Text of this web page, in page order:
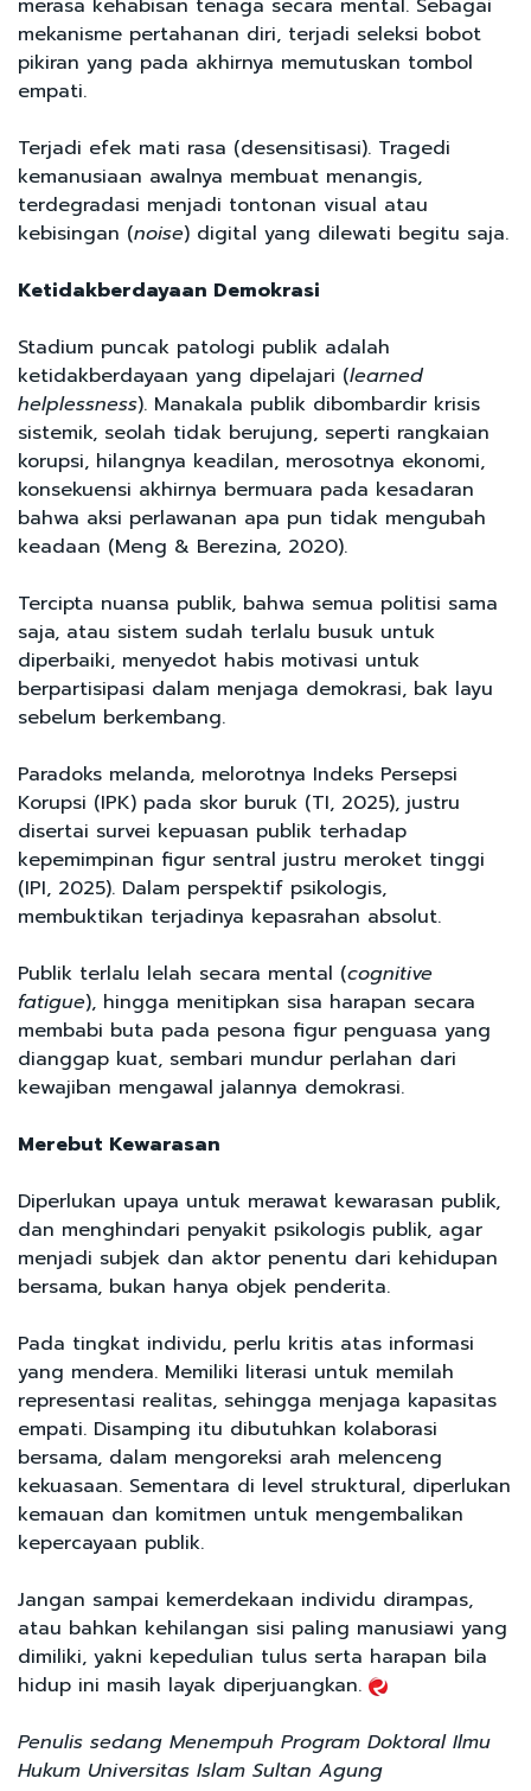
merasa kehabisan tenaga secara mental. Sebagai
mekanisme pertahanan diri, terjadi seleksi bobot
pikiran yang pada akhirnya memutuskan tombol
empati.
Terjadi efek mati rasa (desensitisasi). Tragedi
kemanusiaan awalnya membuat menangis,
terdegradasi menjadi tontonan visual atau
kebisingan (noise) digital yang dilewati begitu saja.
Ketidakberdayaan Demokrasi
Stadium puncak patologi publik adalah
ketidakberdayaan yang dipelajari (learned
helplessness). Manakala publik dibombardir krisis
sistemik, seolah tidak berujung, seperti rangkaian
korupsi, hilangnya keadilan, merosotnya ekonomi,
konsekuensi akhirnya bermuara pada kesadaran
bahwa aksi perlawanan apa pun tidak mengubah
keadaan (Meng & Berezina, 2020).
Tercipta nuansa publik, bahwa semua politisi sama
saja, atau sistem sudah terlalu busuk untuk
diperbaiki, menyedot habis motivasi untuk
berpartisipasi dalam menjaga demokrasi, bak layu
sebelum berkembang.
Paradoks melanda, melorotnya Indeks Persepsi
Korupsi (IPK) pada skor buruk (TI, 2025), justru
disertai survei kepuasan publik terhadap
kepemimpinan figur sentral justru meroket tinggi
(IPI, 2025). Dalam perspektif psikologis,
membuktikan terjadinya kepasrahan absolut.
Publik terlalu lelah secara mental (cognitive
fatigue), hingga menitipkan sisa harapan secara
membabi buta pada pesona figur penguasa yang
dianggap kuat, sembari mundur perlahan dari
kewajiban mengawal jalannya demokrasi.
Merebut Kewarasan
Diperlukan upaya untuk merawat kewarasan publik,
dan menghindari penyakit psikologis publik, agar
menjadi subjek dan aktor penentu dari kehidupan
bersama, bukan hanya objek penderita.
Pada tingkat individu, perlu kritis atas informasi
yang mendera. Memiliki literasi untuk memilah
representasi realitas, sehingga menjaga kapasitas
empati. Disamping itu dibutuhkan kolaborasi
bersama, dalam mengoreksi arah melenceng
kekuasaan. Sementara di level struktural, diperlukan
kemauan dan komitmen untuk mengembalikan
kepercayaan publik.
Jangan sampai kemerdekaan individu dirampas,
atau bahkan kehilangan sisi paling manusiawi yang
dimiliki, yakni kepedulian tulus serta harapan bila
hidup ini masih layak diperjuangkan.
Penulis sedang Menempuh Program Doktoral Ilmu
Hukum Universitas Islam Sultan Agung